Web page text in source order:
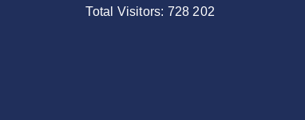
Total Visitors: 728 202